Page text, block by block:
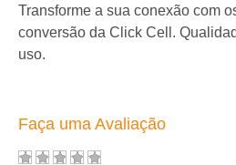
Transforme a sua conexão com
conversão da Click Cell.
uso.
Faça uma Avaliação